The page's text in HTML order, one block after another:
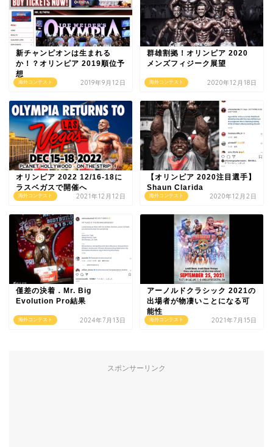
海外コンテスト
新チャンピオンは生まれる
か！？オリンピア 2019順位予
想
2019年9月12日 海外コンテスト
群雄割拠！オリンピア 2020
メンズフィジーク展望
2020年12月18日
海外コンテスト
オリンピア 2022 12/16-18に
ラスベガスで開催へ
2021年12月12日 海外コンテスト
【オリンピア 2020注目選手】
Shaun Clarida
2020年12月2日
海外コンテスト
僅差の決着．Mr. Big
Evolution Pro結果
2024年7月13日 海外コンテスト
アーノルドクラシック 2021の
出場者が物凄いことになる可
能性
2021年7月15日
スポンサーリンク